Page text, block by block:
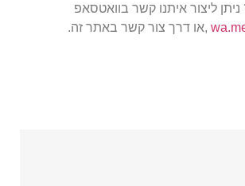
ניתן ליצור איתנו קשר בוואטסאפ
,או דרך צור קשר באתר זה.